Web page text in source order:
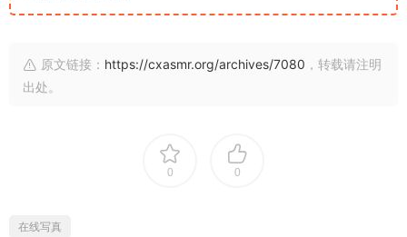
原文链接： https://cxasmr.org/archives/7080 ，转载请注明
出处。
0 0
在线写真